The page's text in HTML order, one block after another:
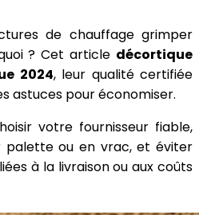
de chauffage grimper
? Cet article décortique
2024, leur qualité certifiée
astuces pour économiser.
votre fournisseur fiable,
ou en vrac, et éviter
à la livraison ou aux coûts